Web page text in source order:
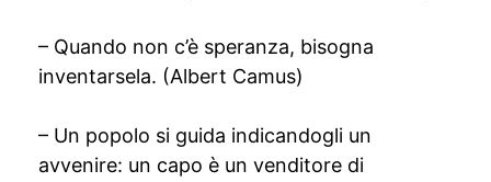
– Quando non c’è speranza, bisogna
inventarsela. (Albert Camus)
– Un popolo si guida indicandogli un
avvenire: un capo è un venditore di